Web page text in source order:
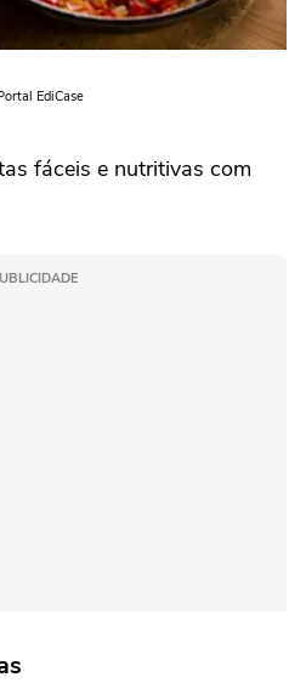
EdiCase
fáceis e nutritivas com